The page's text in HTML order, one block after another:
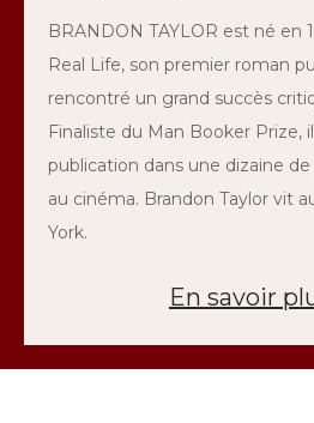
BRANDON TAYLOR est né en
Real Life, son premier roman
rencontré un grand succès
Finaliste du Man Booker Prize,
publication dans une dizaine
au cinéma. Brandon Taylor vit
York.
En savoir